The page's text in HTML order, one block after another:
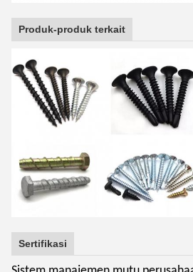
Produk-produk terkait
Sertifikasi